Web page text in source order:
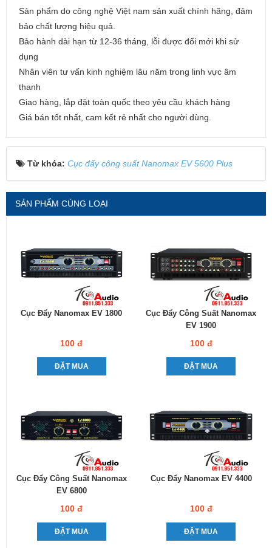
Sản phẩm do công nghệ Việt nam sản xuất chính hãng, đảm
bảo chất lượng hiệu quả.
Bảo hành dài hạn từ 12-36 tháng, lỗi được đổi mới khi sử
dụng
Nhân viên tư vấn kinh nghiệm lâu năm trong linh vực âm
thanh
Giao hàng, lắp đặt toàn quốc theo yêu cầu khách hàng
Giá bán tốt nhất, cam kết rẻ nhất cho người dùng.
Từ khóa: Cục đẩy công suất Nanomax EV 5600 Plus
SẢN PHẨM CÙNG LOẠI
Cục Đẩy Nanomax EV 1800
100 đ
ĐẶT MUA
Cục Đẩy Công Suất Nanomax
EV 1900
100 đ
ĐẶT MUA
Cục Đẩy Công Suất Nanomax
EV 6800
100 đ
ĐẶT MUA
Cục Đẩy Nanomax EV 4400
100 đ
ĐẶT MUA